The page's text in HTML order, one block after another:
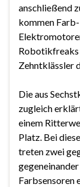
anschließend
kommen
Zehntklässler
Die aus
zugleich
einem
Platz. Bei
treten zwei
Farbsensoren